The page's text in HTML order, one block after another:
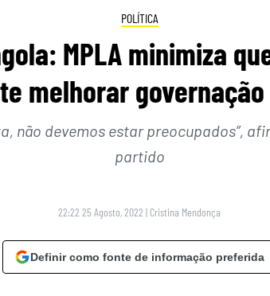
POLÍTICA
MPLA minimiza
melhorar
não devemos estar preocupados”,
partido
22:22 25 Agosto, 2022 | Cristina Mendonça
Definir como fonte de informação preferida